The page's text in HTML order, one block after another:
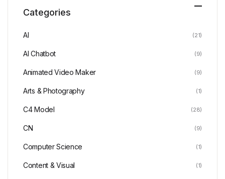
Categories
AI (21)
AI Chatbot (9)
Animated Video Maker (9)
Arts & Photography (1)
C4 Model (28)
CN (9)
Computer Science (1)
Content & Visual (1)